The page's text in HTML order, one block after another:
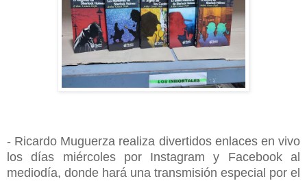
- Ricardo Muguerza realiza divertidos enlaces en vivo
los días miércoles por Instagram y Facebook al
mediodía, donde hará una transmisión especial por el